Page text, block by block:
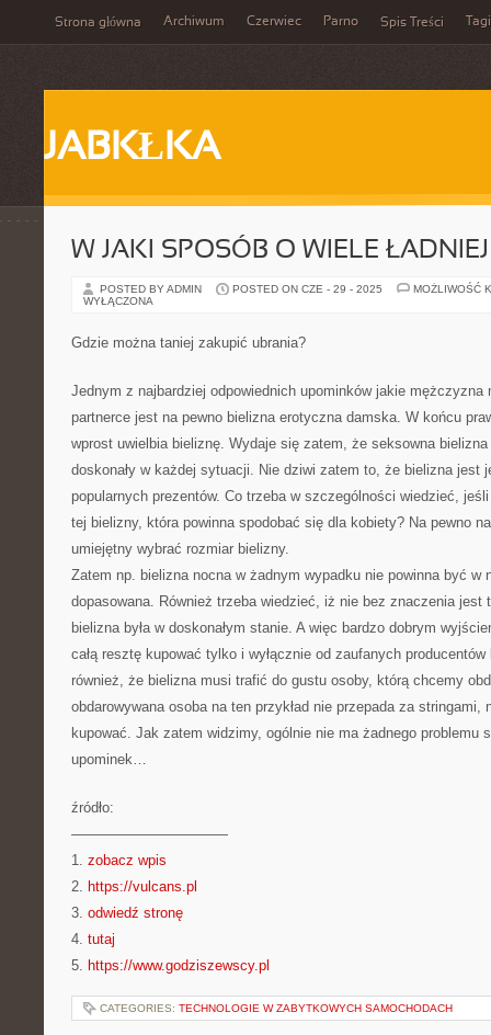
Strona główna Archiwum Czerwiec Parno Spis Treści Tagi
JABKŁKA
W JAKI SPOSÓB O WIELE
POSTED BY ADMIN POSTED ON CZE - 29 - 2025
MOŻLIWOŚĆ
WYŁĄCZONA
Gdzie można taniej zakupić ubrania?
Jednym z najbardziej odpowiednich upominków jakie mężczyzna
partnerce jest na pewno bielizna erotyczna damska. W końcu
wprost uwielbia bieliznę. Wydaje się zatem, że seksowna
doskonały w każdej sytuacji. Nie dziwi zatem to, że bielizna jest
popularnych prezentów. Co trzeba w szczególności wiedzieć,
tej bielizny, która powinna spodobać się dla kobiety? Na pewno
umiejętny wybrać rozmiar bielizny.
Zatem np. bielizna nocna w żadnym wypadku nie powinna być w
dopasowana. Również trzeba wiedzieć, iż nie bez znaczenia jest
bielizna była w doskonałym stanie. A więc bardzo dobrym
całą resztę kupować tylko i wyłącznie od zaufanych
również, że bielizna musi trafić do gustu osoby, którą chcemy
obdarowywana osoba na ten przykład nie przepada za stringami,
kupować. Jak zatem widzimy, ogólnie nie ma żadnego problemu
upominek…
źródło:
———————————
1. zobacz wpis
2. https://vulcans.pl
3. odwiedź stronę
4. tutaj
5. https://www.godziszewscy.pl
CATEGORIES: TECHNOLOGIE W ZABYTKOWYCH SAMOCHODACH